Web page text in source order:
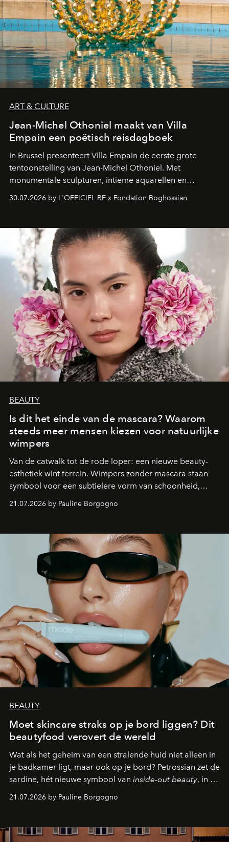
ART & CULTURE
Jean-Michel Othoniel maakt van Villa
Empain een poëtisch reisdagboek
In Brussel presenteert Villa Empain de eerste grote
tentoonstelling van Jean-Michel Othoniel. Met
monumentale sculpturen, intieme aquarellen en
fonkelend Murano-glas creëert de Franse kunstenaar
een emotionele reis waarin elk werk de herinnering
moment van verwondering.
30.07.2026 by L'OFFICIEL BE x Fondation Boghossian
BEAUTY
Is dit het einde van de mascara? Waarom
steeds meer mensen kiezen voor natuurlijke
wimpers
Van de catwalk tot de rode loper: een nieuwe beauty-
esthetiek wint terrein. Wimpers zonder mascara staan
symbool voor een subtielere vorm van schoonheid,
waarin zelfvertrouwen belangrijker is dan een overvloed
aan make-up.
21.07.2026 by Pauline Borgogno
BEAUTY
Moet skincare straks op je bord liggen? Dit
beautyfood verovert de wereld
Wat als het geheim van een stralende huid niet alleen in
je badkamer ligt, maar ook op je bord? Petrossian zet de
sardine, hét nieuwe symbool van inside-out beauty, in de
kijker met twee gastronomische creaties.
21.07.2026 by Pauline Borgogno